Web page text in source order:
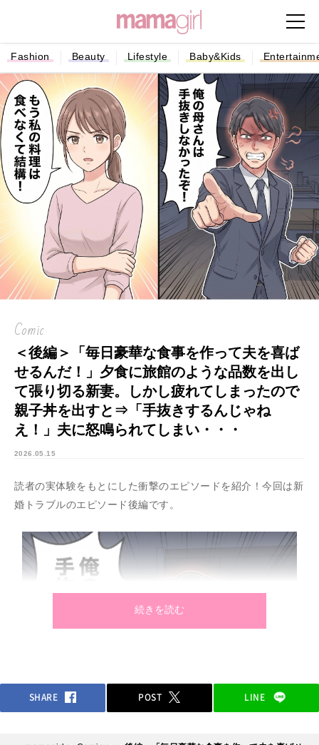
Fashion Beauty Lifestyle Baby&Kids
Comic
＜後編＞「毎日豪華な食事を作って夫を喜ば
せるんだ！」夕食に旅館のような品数を出し
て張り切る新妻。しかし疲れてしまったので
親子丼を出すと⇒「手抜きするんじゃね
え！」夫に怒鳴られてしまい・・・
2026.05.15
読者の実体験をもとにした衝撃のエピソードを紹介！今回は新
婚トラブルのエピソード後編です。
続きを読む
SHARE POST LINE